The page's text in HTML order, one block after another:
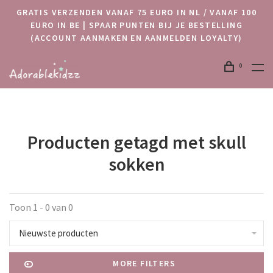
GRATIS VERZENDEN VANAF 75 EURO IN NL / VANAF 100
EURO IN BE | SPAAR PUNTEN BIJ JE BESTELLING
(ACCOUNT AANMAKEN EN AANMELDEN LOYALTY)
0
Producten getagd met skull
sokken
Toon 1 - 0 van 0
Nieuwste producten
MORE FILTERS